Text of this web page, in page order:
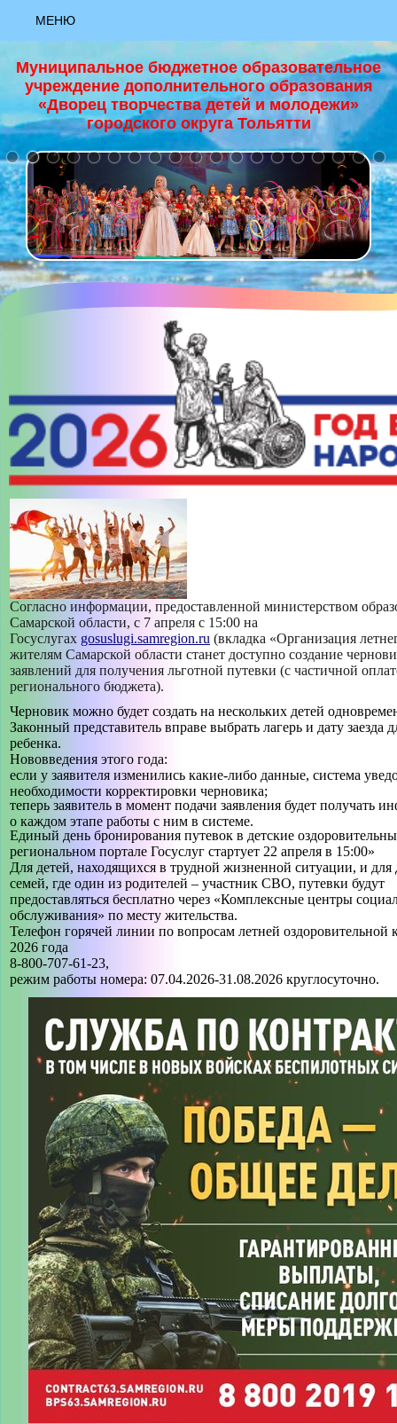
МЕНЮ
АКТУАЛЬНО
НОВОСТИ
НАЦИОНАЛЬНЫЙ ПРОЕКТ "ОБРАЗОВАНИЕ"
+
ЗАЯВКА «РИСУЮ КАК ХУДОЖНИК»
ЗАЯВКА «ЮНЫЙ ХУДОЖНИК»
ЗАЯВКА «ЯРКИЕ КРАСКИ ЛЕТА»
МАСТЕР-КЛАСС "ОСНОВЫ ХОРЕОГРАФИИ""
МАСТЕР-КЛАСС "ПАПЕРТОЛЬ""
МАСТЕР-КЛАСС "ПЕРВЫЕ ВЕСЕННИЕ ЦВЕТЫ, ГУАШЬ""
МАСТЕР-КЛАСС "ПРОФИЛЬНАЯ СМЕНА «РИСУЮ КАК
ХУДОЖНИК»""
МАСТЕР-КЛАСС "РУССКАЯ НАРОДНАЯ КУКЛА
«ЖЕЛАННИЦА»""
МАСТЕР-КЛАСС "САМ СЕБЕ ВИЗАЖИСТ""
МАСТЕР-КЛАСС "СОЛНЕЧНЫЙ АНГЕЛ""
-->
ИСТОРИЯ СОЗДАНИЯ ДВОРЦА
СВЕДЕНИЯ ОБ ОБРАЗОВАТЕЛЬНОЙ ОРГАНИЗАЦИИ
ТВОРЧЕСКИЕ ОБЪЕДИНЕНИЯ
Муниципальное бюджетное образовательное
учреждение дополнительного образования
«Дворец творчества детей и молодежи»
городского округа Тольятти
Согласно информации, предоставленной министерством
Самарской области, с 7 апреля с 15:00 на
Госуслугах gosuslugi.samregion.ru (вкладка «Организация
жителям Самарской области станет доступно создание
заявлений для получения льготной путевки (с частичной
регионального бюджета).
Черновик можно будет создать на нескольких детей
Законный представитель вправе выбрать лагерь и дату заезда
ребенка.
Нововведения этого года:
если у заявителя изменились какие-либо данные, система
необходимости корректировки черновика;
теперь заявитель в момент подачи заявления будет получать
о каждом этапе работы с ним в системе.
Единый день бронирования путевок в детские
региональном портале Госуслуг стартует 22 апреля в 15:00»
Для детей, находящихся в трудной жизненной ситуации, и для
семей, где один из родителей – участник СВО, путевки будут
предоставляться бесплатно через «Комплексные центры
обслуживания» по месту жительства.
Телефон горячей линии по вопросам летней оздоровительной
2026 года
8-800-707-61-23,
режим работы номера: 07.04.2026-31.08.2026 круглосуточно.